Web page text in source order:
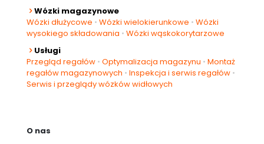
Wózki magazynowe
Wózki dłużycowe • Wózki wielokierunkowe • Wózki
wysokiego składowania • Wózki wąskokorytarzowe
Usługi
Przegląd regałów • Optymalizacja magazynu • Montaż
regałów magazynowych • Inspekcja i serwis regałów •
Serwis i przeglądy wózków widłowych
O nas